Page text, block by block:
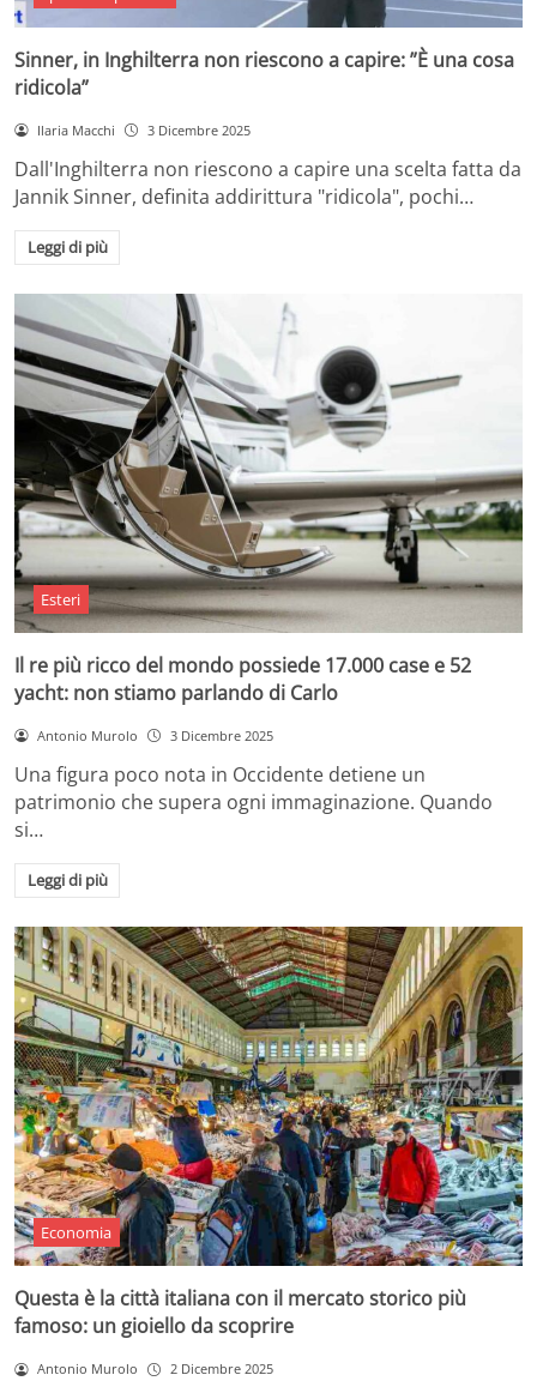
Sinner, in Inghilterra non riescono a capire: ”È una cosa
ridicola”
Ilaria Macchi 3 Dicembre 2025
Dall'Inghilterra non riescono a capire una scelta fatta da
Jannik Sinner, definita addirittura "ridicola", pochi…
Leggi di più
Esteri
Il re più ricco del mondo possiede 17.000 case e 52
yacht: non stiamo parlando di Carlo
Antonio Murolo 3 Dicembre 2025
Una figura poco nota in Occidente detiene un
patrimonio che supera ogni immaginazione. Quando
si…
Leggi di più
Economia
Questa è la città italiana con il mercato storico più
famoso: un gioiello da scoprire
Antonio Murolo 2 Dicembre 2025